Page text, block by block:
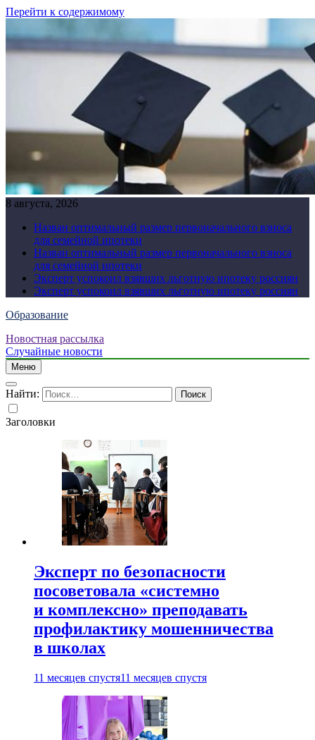
Перейти к содержимому
8 августа, 2026
Назван оптимальный размер первоначального взноса
для семейной ипотеки
Назван оптимальный размер первоначального взноса
для семейной ипотеки
Эксперт успокоил взявших льготную ипотеку россиян
Эксперт успокоил взявших льготную ипотеку россиян
Образование
Новостная рассылка
Случайные новости
Меню
Найти:
Заголовки
Эксперт по безопасности
посоветовала «системно
и комплексно» преподавать
профилактику мошенничества
в школах
11 месяцев спустя11 месяцев спустя